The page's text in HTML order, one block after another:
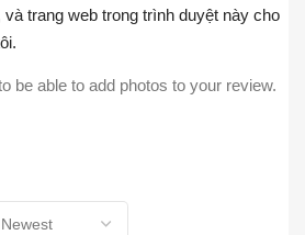
trang web trong trình duyệt này cho
be able to add photos to your review.